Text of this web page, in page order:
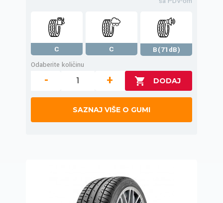
C C
B(71dB)
Odaberite količinu
- +
SAZNAJ VIŠE O GUMI